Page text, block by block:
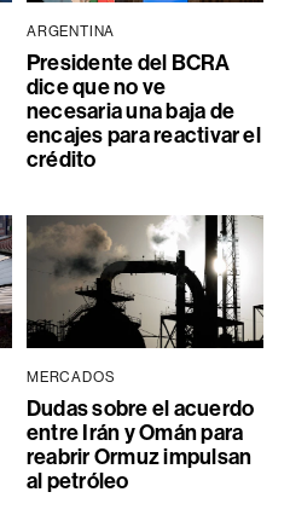
ARGENTINA
Presidente del BCRA
dice que no ve
necesaria una baja de
encajes para reactivar el
crédito
MERCADOS
Dudas sobre el acuerdo
entre Irán y Omán para
reabrir Ormuz impulsan
al petróleo